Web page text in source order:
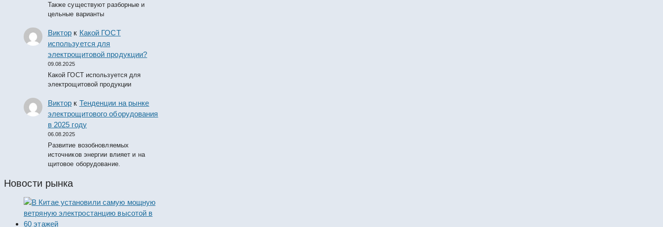
Также существуют разборные и
цельные варианты
Виктор к Какой ГОСТ
используется для
электрощитовой продукции?
09.08.2025
Какой ГОСТ используется для
электрощитовой продукции
Виктор к Тенденции на рынке
электрощитового оборудования
в 2025 году
06.08.2025
Развитие возобновляемых
источников энергии влияет и на
щитовое оборудование.
Новости рынка